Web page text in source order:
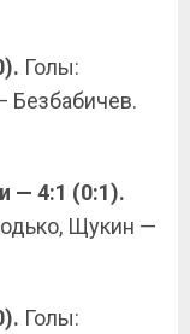
Голы:
Безбабичев.
— 4:1 (0:1).
Щукин —
Голы: